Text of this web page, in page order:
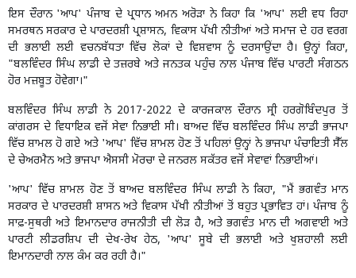
ਇਸ ਦੌਰਾਨ 'ਆਪ' ਪੰਜਾਬ ਦੇ ਪ੍ਰਧਾਨ ਅਮਨ ਅਰੋੜਾ ਨੇ ਕਿਹਾ ਕਿ 'ਆਪ' ਲਈ ਵਧ ਰਿਹਾ
ਸਮਰਥਨ ਸਰਕਾਰ ਦੇ ਪਾਰਦਰਸ਼ੀ ਪ੍ਰਸ਼ਾਸਨ, ਵਿਕਾਸ ਪੱਖੀ ਨੀਤੀਆਂ ਅਤੇ ਸਮਾਜ ਦੇ ਹਰ ਵਰਗ
ਦੀ ਭਲਾਈ ਲਈ ਵਚਨਬੱਧਤਾ ਵਿੱਚ ਲੋਕਾਂ ਦੇ ਵਿਸ਼ਵਾਸ ਨੂੰ ਦਰਸਾਉਂਦਾ ਹੈ। ਉਨ੍ਹਾਂ ਕਿਹਾ,
"ਬਲਵਿੰਦਰ ਸਿੰਘ ਲਾਡੀ ਦੇ ਤਜ਼ਰਬੇ ਅਤੇ ਜਨਤਕ ਪਹੁੰਚ ਨਾਲ ਪੰਜਾਬ ਵਿੱਚ ਪਾਰਟੀ ਸੰਗਠਨ
ਹੋਰ ਮਜ਼ਬੂਤ ਹੋਵੇਗਾ।"
ਬਲਵਿੰਦਰ ਸਿੰਘ ਲਾਡੀ ਨੇ 2017-2022 ਦੇ ਕਾਰਜਕਾਲ ਦੌਰਾਨ ਸ੍ਰੀ ਹਰਗੋਬਿੰਦਪੁਰ ਤੋਂ
ਕਾਂਗਰਸ ਦੇ ਵਿਧਾਇਕ ਵਜੋਂ ਸੇਵਾ ਨਿਭਾਈ ਸੀ। ਬਾਅਦ ਵਿੱਚ ਬਲਵਿੰਦਰ ਸਿੰਘ ਲਾਡੀ ਭਾਜਪਾ
ਵਿੱਚ ਸ਼ਾਮਲ ਹੋ ਗਏ ਅਤੇ 'ਆਪ' ਵਿੱਚ ਸ਼ਾਮਲ ਹੋਣ ਤੋਂ ਪਹਿਲਾਂ ਉਨ੍ਹਾਂ ਨੇ ਭਾਜਪਾ ਪੰਚਾਇਤੀ ਸੈੱਲ
ਦੇ ਚੇਅਰਮੈਨ ਅਤੇ ਭਾਜਪਾ ਐਸਸੀ ਮੋਰਚਾ ਦੇ ਜਨਰਲ ਸਕੱਤਰ ਵਜੋਂ ਸੇਵਾਵਾਂ ਨਿਭਾਈਆਂ।
'ਆਪ' ਵਿੱਚ ਸ਼ਾਮਲ ਹੋਣ ਤੋਂ ਬਾਅਦ ਬਲਵਿੰਦਰ ਸਿੰਘ ਲਾਡੀ ਨੇ ਕਿਹਾ, "ਮੈਂ ਭਗਵੰਤ ਮਾਨ
ਸਰਕਾਰ ਦੇ ਪਾਰਦਰਸ਼ੀ ਸ਼ਾਸਨ ਅਤੇ ਵਿਕਾਸ ਪੱਖੀ ਨੀਤੀਆਂ ਤੋਂ ਬਹੁਤ ਪ੍ਰਭਾਵਿਤ ਹਾਂ। ਪੰਜਾਬ ਨੂੰ
ਸਾਫ਼-ਸੁਥਰੀ ਅਤੇ ਇਮਾਨਦਾਰ ਰਾਜਨੀਤੀ ਦੀ ਲੋੜ ਹੈ, ਅਤੇ ਭਗਵੰਤ ਮਾਨ ਦੀ ਅਗਵਾਈ ਅਤੇ
ਪਾਰਟੀ ਲੀਡਰਸ਼ਿਪ ਦੀ ਦੇਖ-ਰੇਖ ਹੇਠ, 'ਆਪ' ਸੂਬੇ ਦੀ ਭਲਾਈ ਅਤੇ ਖੁਸ਼ਹਾਲੀ ਲਈ
ਇਮਾਨਦਾਰੀ ਨਾਲ ਕੰਮ ਕਰ ਰਹੀ ਹੈ।"